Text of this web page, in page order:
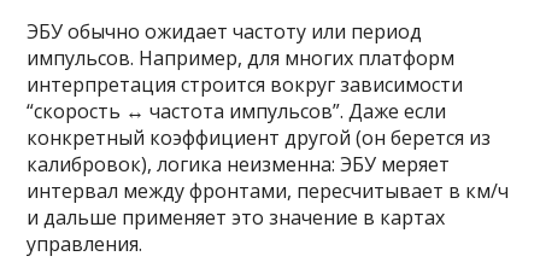
ЭБУ обычно ожидает частоту или период
импульсов. Например, для многих платформ
интерпретация строится вокруг зависимости
“скорость ↔ частота импульсов”. Даже если
конкретный коэффициент другой (он берется из
калибровок), логика неизменна: ЭБУ меряет
интервал между фронтами, пересчитывает в км/ч
и дальше применяет это значение в картах
управления.